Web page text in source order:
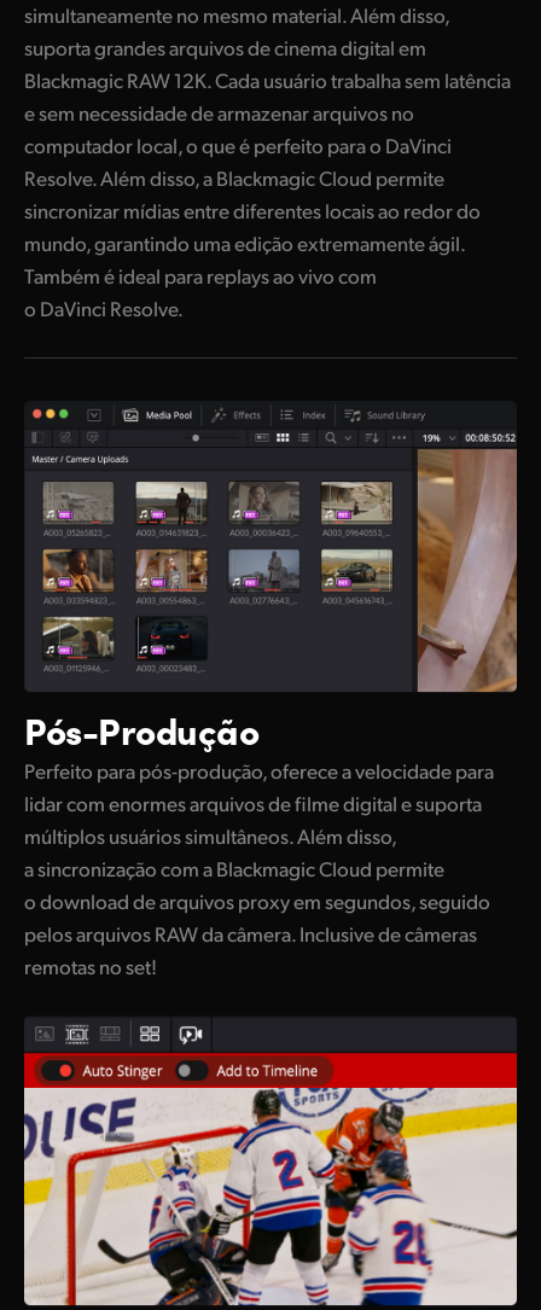
simultaneamente no mesmo material. Além disso,
suporta grandes arquivos de cinema digital em
Blackmagic RAW 12K. Cada usuário trabalha sem latência
e sem necessidade de armazenar arquivos no
computador local, o que é perfeito para o DaVinci
Resolve. Além disso, a Blackmagic Cloud permite
sincronizar mídias entre diferentes locais ao redor do
mundo, garantindo uma edição extremamente ágil.
Também é ideal para replays ao vivo com
o DaVinci Resolve.
Pós-Produção
Perfeito para pós-produção, oferece a velocidade para
lidar com enormes arquivos de filme digital e suporta
múltiplos usuários simultâneos. Além disso,
a sincronização com a Blackmagic Cloud permite
o download de arquivos proxy em segundos, seguido
pelos arquivos RAW da câmera. Inclusive de câmeras
remotas no set!